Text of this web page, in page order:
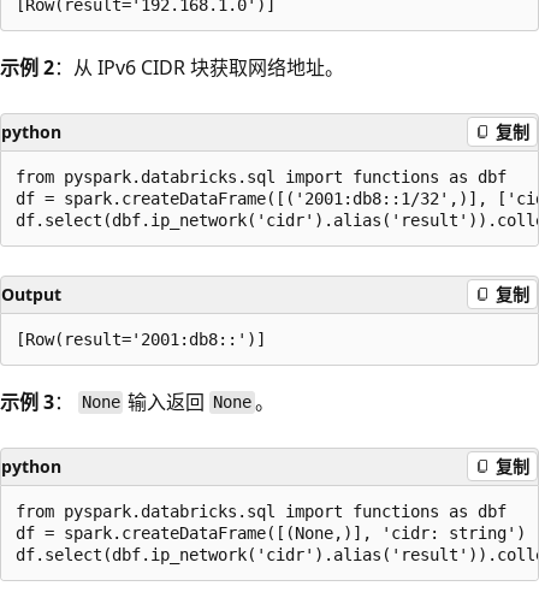
示例 2：从 IPv6 CIDR 块获取网络地址。
python 复制
from pyspark.databricks.sql import functions as dbf
df = spark.createDataFrame([('2001:db8::1/32',)],
Output 复制
示例 3： None 输入返回 None。
python 复制
from pyspark.databricks.sql import functions as dbf
df = spark.createDataFrame([(None,)], 'cidr: string')